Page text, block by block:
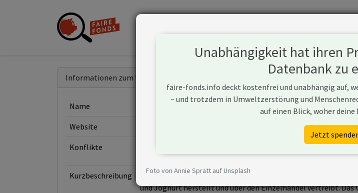
Informationen zum Unternehmen
Name
Website
Konflikte
Kurzbeschreibung
General Mills ist ein amerikanisches Unternehmen, das unter
und Joghurt herstellt und über den Einzelhandel vertreibt.
Unabhängigkeit hat ihren
Datenbank zu
faire-fonds.info deckt kostenfrei und unabhängig auf,
– und trotzdem in Umweltzerstörung und
auf einen Blick, woher
Jetzt
Foto von Annie Spratt auf Unsplash